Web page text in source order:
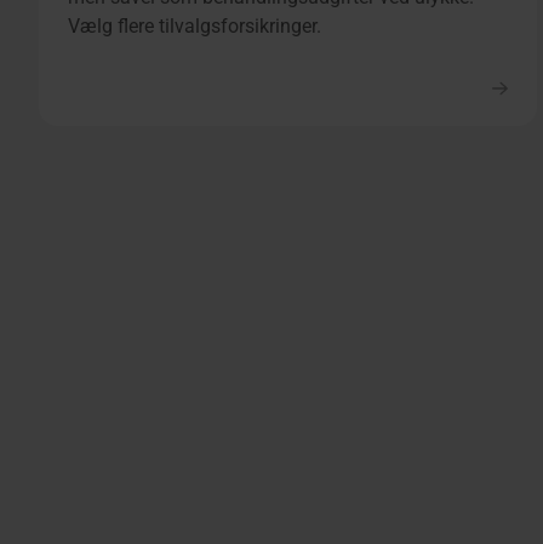
Vælg flere tilvalgsforsikringer.